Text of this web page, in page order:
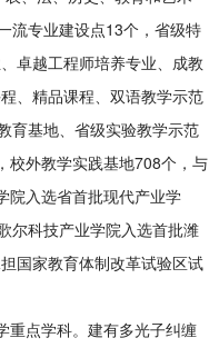
流专业建设点13个，省级特
卓越工程师培养专业、成教
、精品课程、双语教学示范
育基地、省级实验教学示范
校外教学实践基地708个，与
院入选省首批现代产业学
尔科技产业学院入选首批潍
国家教育体制改革试验区试
重点学科。建有多光子纠缠